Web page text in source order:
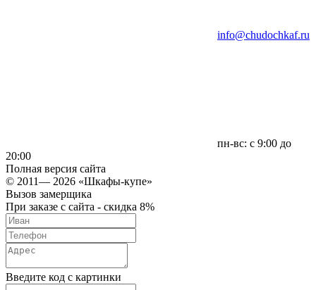
info@chudochkaf.ru
пн-вс: с 9:00 до
20:00
Полная версия сайта
© 2011— 2026 «Шкафы-купе»
Вызов замерщика
При заказе с сайта - скидка 8%
Введите код с картинки